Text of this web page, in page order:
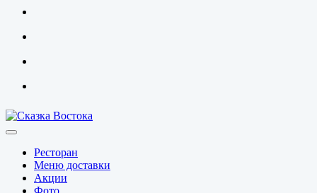
Ресторан
Меню доставки
Акции
Фото